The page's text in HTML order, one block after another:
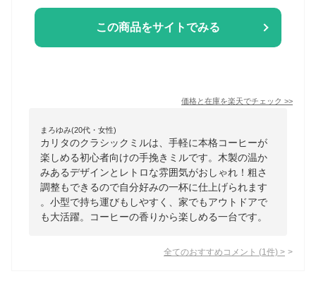
この商品をサイトでみる
価格と在庫を楽天でチェック >>
まろゆみ(20代・女性)
カリタのクラシックミルは、手軽に本格コーヒーが
楽しめる初心者向けの手挽きミルです。木製の温か
みあるデザインとレトロな雰囲気がおしゃれ！粗さ
調整もできるので自分好みの一杯に仕上げられます
。小型で持ち運びもしやすく、家でもアウトドアで
も大活躍。コーヒーの香りから楽しめる一台です。
全てのおすすめコメント (1 件) >